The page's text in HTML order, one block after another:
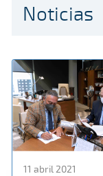
Noticias
11 abril 2021